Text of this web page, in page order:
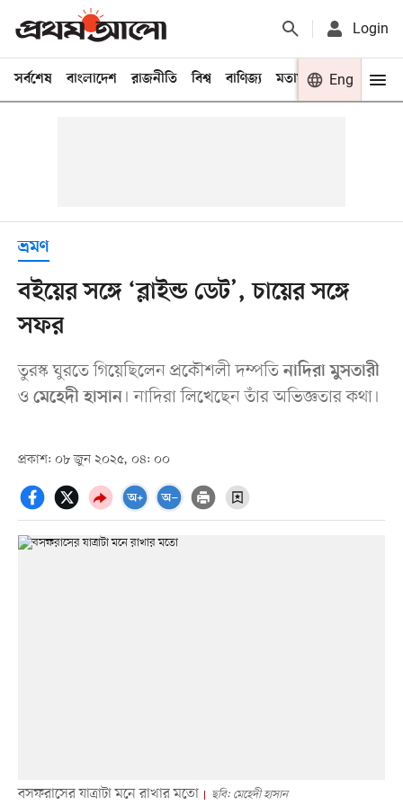
Login
সর্বশেষ বাংলাদেশ রাজনীতি বিশ্ব বাণিজ্য মতামত খেলা
Eng
ভ্রমণ
বইয়ের সঙ্গে ‘ব্লাইন্ড ডেট’, চায়ের সঙ্গে
সফর
তুরস্ক ঘুরতে গিয়েছিলেন প্রকৌশলী দম্পতিনাদিরা মুসতারী
ও মেহেদী হাসান। নাদিরা লিখেছেন তাঁর অভিজ্ঞতার কথা।
প্রকাশ: ০৮ জুন ২০২৫, ০৪: ০০
বসফরাসের যাত্রাটা মনে রাখার মতো ছবি: মেহেদী হাসান